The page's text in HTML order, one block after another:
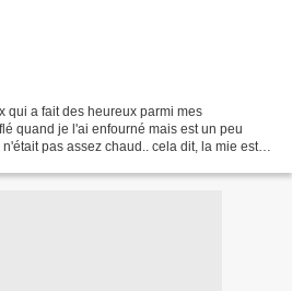
qui a fait des heureux parmi mes
quand je l'ai enfourné mais est un peu
pas assez chaud.. cela dit, la mie est